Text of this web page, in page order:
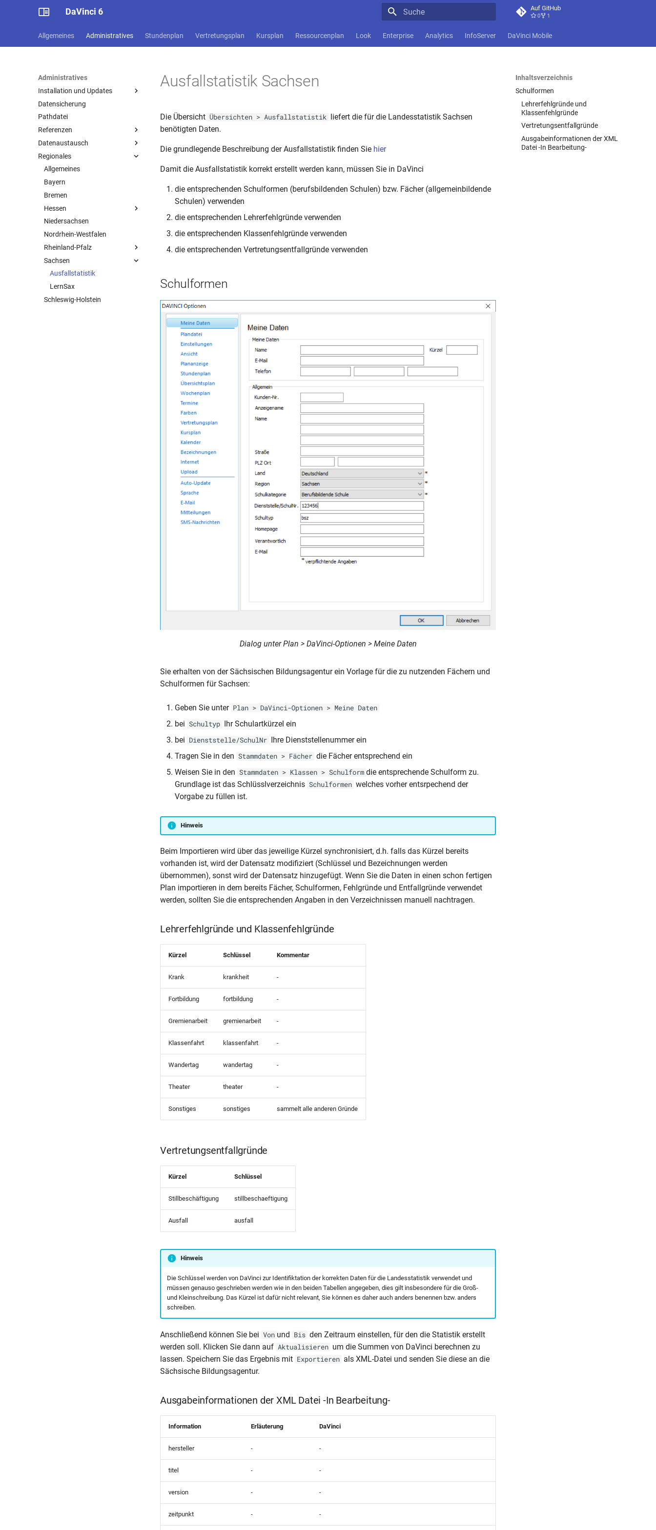
DaVinci 6 Auf GitHub
0 1
Allgemeines Administratives Stundenplan Vertretungsplan Kursplan Ressourcenplan Look Enterprise Analytics InfoServer DaVinci Mobile
Administratives
Installation und Updates
Voraussetzungen
Installation
Lizenzieren
Update
Die Update-Infodatei
Terminalserver
Mehrere DAVINCI Installationen
Datensicherung
Pathdatei
Referenzen
Speicherung von Einstellungen
Symbole
Tastaturkürzel
Schlüsselverzeichnisse
Datenaustausch
Import und Export
Mit Magellan
Mit SDUI
Mit IServ
Schuldatentransferformat
Regionales
Allgemeines
Bayern
Bremen
Hessen
Landesstatistik LUSD
Export für Schulportal Hessen
Niedersachsen
Nordrhein-Westfalen
Rheinland-Pfalz
edoo.sys
Sachsen
Ausfallstatistik
LernSax
Schleswig-Holstein
Inhaltsverzeichnis
Schulformen
Lehrerfehlgründe und
Klassenfehlgründe
Vertretungsentfallgründe
Ausgabeinformationen der XML
Datei -In Bearbeitung-
Ausfallstatistik Sachsen
Die Übersicht Übersichten > Ausfallstatistik liefert die für die Landesstatistik Sachsen
benötigten Daten.
Die grundlegende Beschreibung der Ausfallstatistik finden Sie hier
Damit die Ausfallstatistik korrekt erstellt werden kann, müssen Sie in DaVinci
die entsprechenden Schulformen (berufsbildenden Schulen) bzw. Fächer (allgemeinbildende
Schulen) verwenden
die entsprechenden Lehrerfehlgründe verwenden
die entsprechenden Klassenfehlgründe verwenden
die entsprechenden Vertretungsentfallgründe verwenden
Schulformen
Dialog unter Plan > DaVinci-Optionen > Meine Daten
Sie erhalten von der Sächsischen Bildungsagentur ein Vorlage für die zu nutzenden Fächern und
Schulformen für Sachsen:
Geben Sie unter Plan > DaVinci-Optionen > Meine Daten
bei Schultyp Ihr Schulartkürzel ein
bei Dienststelle/SchulNr Ihre Dienststellenummer ein
Tragen Sie in den Stammdaten > Fächer die Fächer entsprechend ein
Weisen Sie in den Stammdaten > Klassen > Schulform die entsprechende Schulform zu.
Grundlage ist das Schlüsslverzeichnis Schulformen welches vorher entsrpechend der
Vorgabe zu füllen ist.
Hinweis
Beim Importieren wird über das jeweilige Kürzel synchronisiert, d.h. falls das Kürzel bereits
vorhanden ist, wird der Datensatz modifiziert (Schlüssel und Bezeichnungen werden
übernommen), sonst wird der Datensatz hinzugefügt. Wenn Sie die Daten in einen schon fertigen
Plan importieren in dem bereits Fächer, Schulformen, Fehlgründe und Entfallgründe verwendet
werden, sollten Sie die entsprechenden Angaben in den Verzeichnissen manuell nachtragen.
Lehrerfehlgründe und Klassenfehlgründe
Kürzel Schlüssel Kommentar
Krank krankheit -
Fortbildung fortbildung -
Gremienarbeit gremienarbeit -
Klassenfahrt klassenfahrt -
Wandertag wandertag -
Theater theater -
Sonstiges sonstiges sammelt alle anderen Gründe
Vertretungsentfallgründe
Kürzel Schlüssel
Stillbeschäftigung stillbeschaeftigung
Ausfall ausfall
Hinweis
Die Schlüssel werden von DaVinci zur Identifiktation der korrekten Daten für die Landesstatistik verwendet und
müssen genauso geschrieben werden wie in den beiden Tabellen angegeben, dies gilt insbesondere für die Groß-
und Kleinschreibung. Das Kürzel ist dafür nicht relevant, Sie können es daher auch anders benennen bzw. anders
schreiben.
Anschließend können Sie bei Von und Bis den Zeitraum einstellen, für den die Statistik erstellt
werden soll. Klicken Sie dann auf Aktualisieren um die Summen von DaVinci berechnen zu
lassen. Speichern Sie das Ergebnis mit Exportieren als XML-Datei und senden Sie diese an die
Sächsische Bildungsagentur.
Ausgabeinformationen der XML Datei -In Bearbeitung-
Information Erläuterung DaVinci
hersteller - -
titel - -
version - -
zeitpunkt - -